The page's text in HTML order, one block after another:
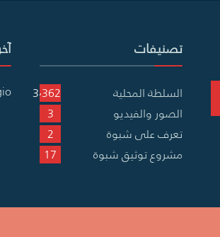
تصنيفات
السلطة المحلية
3٬362
الصور والفيديو
3
تعرف على شبوة
2
مشروع توثيق شبوة
17